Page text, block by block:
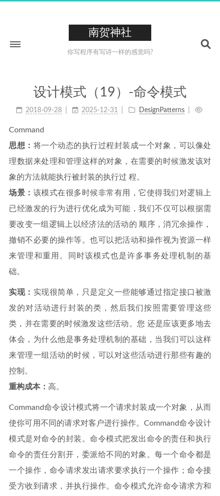
南贺神社
你写程序有写诗一样的感觉吗?
Home
About
Tags
Categories 26
设计模式（19）-命令模式
2018-09-28 2025-12-31 DesignPatterns
Command
思想： 将一个动态的执行过程封装成一个对象，可以像处
理数据来处理和管理这样的对象，在需要的时候激发该对
象的方法就能执行被封装的执行过 程。
场景： 该模式在很多时候非常有用，它使得我们对逻辑上
已经激发的行为进行优化成为可能，我们不仅可以根据需
要改变一组逻辑上以经济法的活动的 顺序，消冗余操作，
撤销不必要的操作等。也可以把活动和操作视为资源一样
来管理和重用。同时该模式也是许多事务处理机制的基
础。
实现： 实现很简单，只是定义一些能够通过指定接口被激
发的对活动进行封装的类，然后我们按照需要管理这些
类，并在需要的时候激发这些活动。您 还是应该更多地去
体会，为什么他是事务处理机制的基础，当我们可以这样
来管理一组活动的时候，可以对这些活动进行那些有趣的
控制。
重构成本： 高。
Command命令设计模式将一个请求封装成一个对象，从而
使你可用不同的请求对客户进行操作。Command命令设计
模式是对命令的封装。命令模式把发出命令的责任和执行
命令的责任分割开，委派给不同的对象。每一个命令都是
一个操作，命令请求发出请求要求执行一个操作；命令接
受方收到请求，并执行操作。命令模式允许命令请求方和